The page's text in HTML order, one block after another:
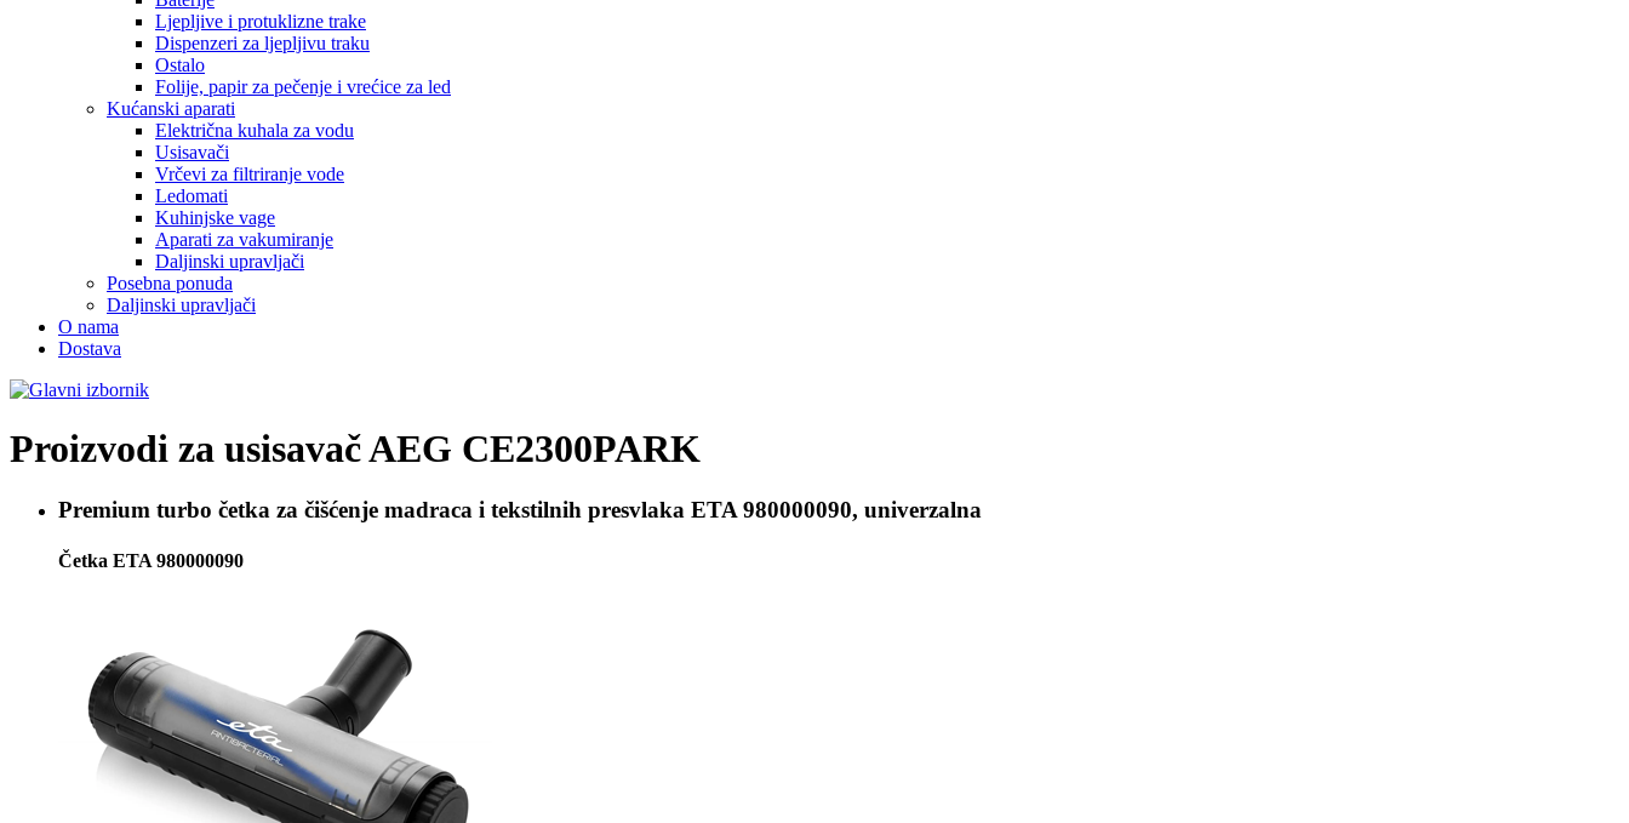
Ljepljive i protuklizne trake
Dispenzeri za ljepljivu traku
Ostalo
Folije, papir za pečenje i vrećice za led
Kućanski aparati
Električna kuhala za vodu
Usisavači
Vrčevi za filtriranje vode
Ledomati
Kuhinjske vage
Aparati za vakumiranje
Daljinski upravljači
Posebna ponuda
Daljinski upravljači
O nama
Dostava
Proizvodi za usisavačAEG CE2300PARK
Premium turbo četka za čišćenje madraca i tekstilnih presvlaka ETA 980000090, univerzalna
Četka ETA 980000090